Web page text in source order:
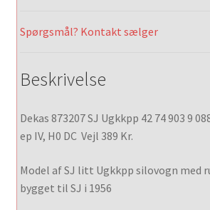
Spørgsmål? Kontakt sælger
Beskrivelse
Dekas 873207 SJ Ugkkpp 42 74 903 9
ep IV, H0 DC Vejl 389 Kr.
Model af SJ litt Ugkkpp silovogn med
bygget til SJ i 1956